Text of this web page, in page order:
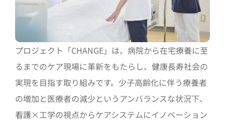
プロジェクト「CHANGE」は、病院から在宅療養に至
るまでのケア現場に革新をもたらし、健康長寿社会の
実現を目指す取り組みです。少子高齢化に伴う療養者
の増加と医療者の減少というアンバランスな状況下、
看護×工学の視点からケアシステムにイノベーション